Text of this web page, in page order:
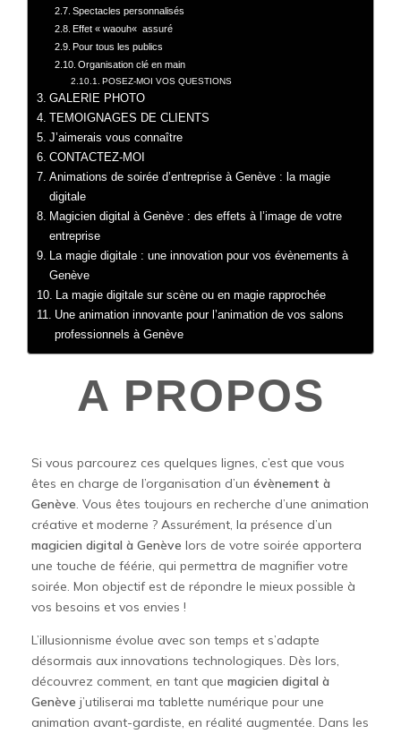
Spectacles personnalisés
Effet « waouh« assuré
Pour tous les publics
Organisation clé en main
POSEZ-MOI VOS QUESTIONS
GALERIE PHOTO
TEMOIGNAGES DE CLIENTS
J’aimerais vous connaître
CONTACTEZ-MOI
Animations de soirée d’entreprise à Genève : la magie
digitale
Magicien digital à Genève : des effets à l’image de votre
entreprise
La magie digitale : une innovation pour vos évènements à
Genève
La magie digitale sur scène ou en magie rapprochée
Une animation innovante pour l’animation de vos salons
professionnels à Genève
A PROPOS
Si vous parcourez ces quelques lignes, c’est que vous
êtes en charge de l’organisation d’un évènement à
Genève. Vous êtes toujours en recherche d’une animation
créative et moderne ? Assurément, la présence d’un
magicien digital à Genève lors de votre soirée apportera
une touche de féérie, qui permettra de magnifier votre
soirée. Mon objectif est de répondre le mieux possible à
vos besoins et vos envies !
L’illusionnisme évolue avec son temps et s’adapte
désormais aux innovations technologiques. Dès lors,
découvrez comment, en tant que magicien digital à
Genève j’utiliserai ma tablette numérique pour une
animation avant-gardiste, en réalité augmentée. Dans les